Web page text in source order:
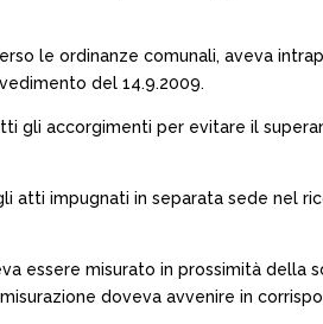
le ordinanze comunali, aveva
del 14.9.2009.
gli accorgimenti per evitare il
atti impugnati in separata sede nel
essere misurato in prossimità della
doveva avvenire in